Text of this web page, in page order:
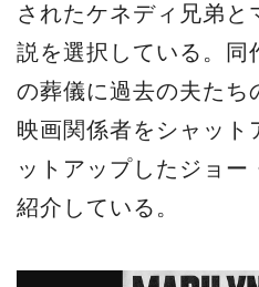
されたケネディ兄弟と
説を選択している。同
の葬儀に過去の夫たち
映画関係者をシャット
ットアップしたジョー
紹介している。